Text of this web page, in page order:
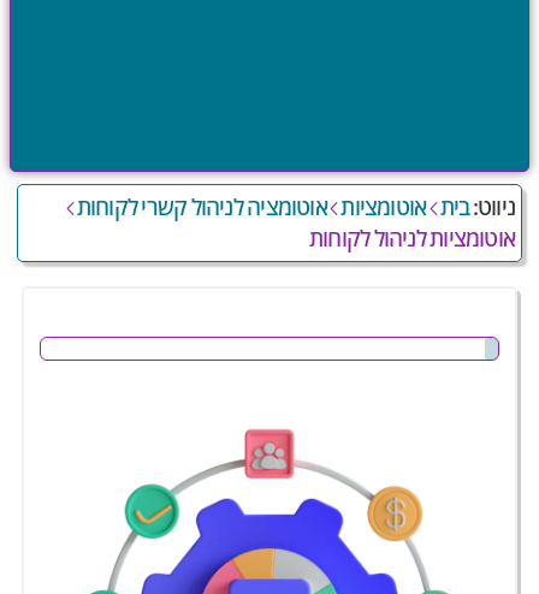
ניווט:בית אוטומציות אוטומציה לניהול קשרי לקוחות
אוטומציות לניהול לקוחות